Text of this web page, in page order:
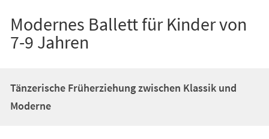
Modernes Ballett für Kinder von
7-9 Jahren
Tänzerische Früherziehung zwischen Klassik und
Moderne